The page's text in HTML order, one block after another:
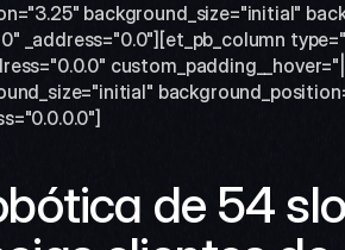
background_size="initial"
_address="0.0"][et_pb_column
de 54